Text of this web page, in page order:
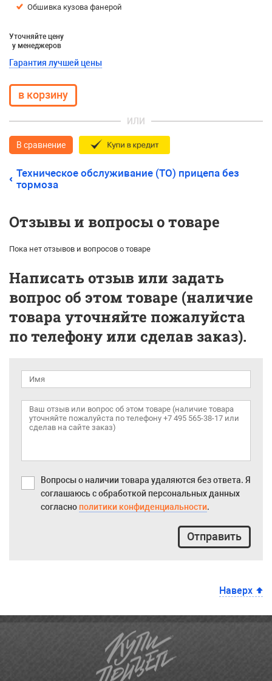
Обшивка кузова фанерой
Уточняйте цену
у менеджеров
Гарантия лучшей цены
ИЛИ
В сравнение
Техническое обслуживание (ТО) прицепа без
тормоза
Отзывы и вопросы о товаре
Пока нет отзывов и вопросов о товаре
Написать отзыв или задать
вопрос об этом товаре (наличие
товара уточняйте пожалуйста
по телефону или сделав заказ).
Вопросы о наличии товара удаляются без ответа. Я
соглашаюсь с обработкой персональных данных
согласно политики конфиденциальности.
Отправить
Наверх